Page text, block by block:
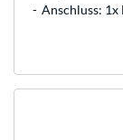
Anschluss: 1x